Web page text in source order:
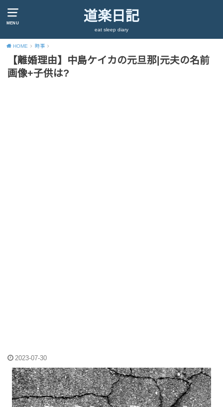
MENU 道楽日記
eat sleep diary
HOME 時事
【離婚理由】中島ケイカの元旦那|元夫の名前
画像+子供は?
2023-07-30